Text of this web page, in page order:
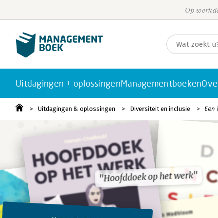
Op
Uitdagingen + oplossingenManagementboeken
Uitdagingen & oplossingen Diversiteit en inclusie Een
"Hoofddoek op het werk"
"Hoofddoek op het werk"